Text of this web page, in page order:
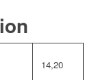
14,20